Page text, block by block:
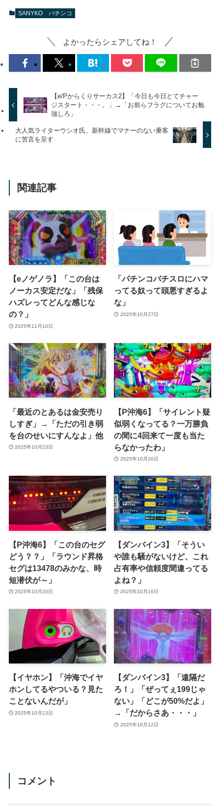
SANYKO パチンコ
よかったらシェアしてね！
【e/Pからくりサーカス2】「今日も今日とてチャー
ジスタート・・・。」→「お前らフラグについてお勉
強しろ」
大人気ライターウシオ氏、新幹線でマナーのない乗客
に苦言を呈す
関連記事
【eノゲノラ】「この台は
ノーカス安定だな」「残保
ハズレってどんな感じな
の？」
2025年11月10日
「パチンコパチスロにハマ
ってる奴って頭悪すぎるよ
な」
2025年10月27日
「最近のとあるは金安売り
しすぎ」→「ただの引き弱
を台のせいにすんなよ」他
2025年10月23日
【P沖海6】「サイレント疑
似弱くなってる？一万勝負
の間に4回来て一度も当た
らなかったわ」
2025年10月20日
【P沖海6】「この台のセグ
どう？？」「ラウンド昇格
セグは13478のみかな、時
短潜伏が～」
2025年10月20日
【ダンバイン3】「そうい
や誰も騒がないけど、これ
占有率や信頼度間違ってる
よね？」
2025年10月16日
【イヤホン】「沖海でイヤ
ホンしてるやついる？見た
ことないんだが」
2025年10月13日
【ダンバイン3】「遠隔だ
ろ！」「ぜってぇ199じゃ
ない」「どこが50%だよ」
→「だからさあ・・・」
2025年10月12日
コメント